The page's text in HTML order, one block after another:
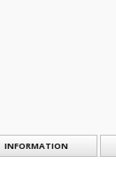
INFORMATION